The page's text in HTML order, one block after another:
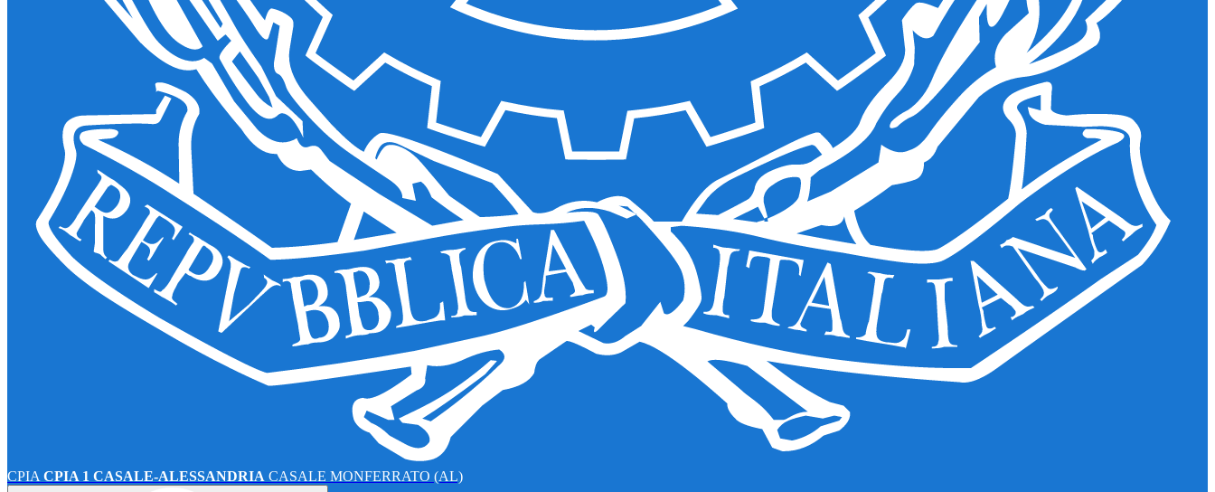
CPIA CPIA 1 CASALE-ALESSANDRIA CASALE MONFERRATO (AL)